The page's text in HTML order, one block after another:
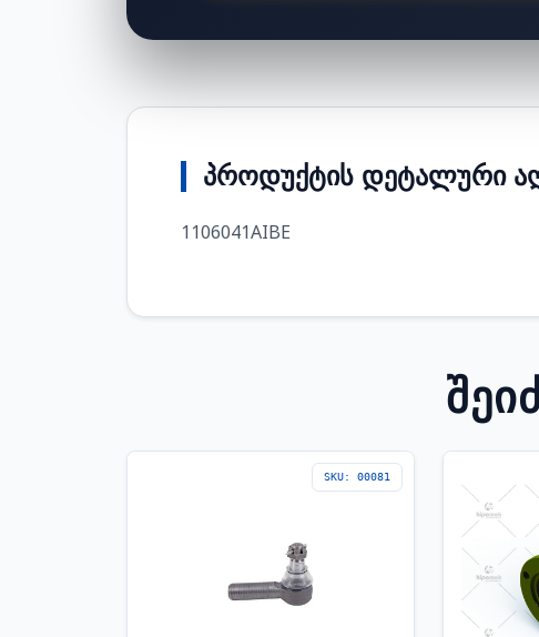
ᲞᲠᲝᲓᲣᲥᲢᲘᲡ ᲓᲔᲢᲐᲚᲣᲠᲘ
1106041AIBE
SKU: 00081